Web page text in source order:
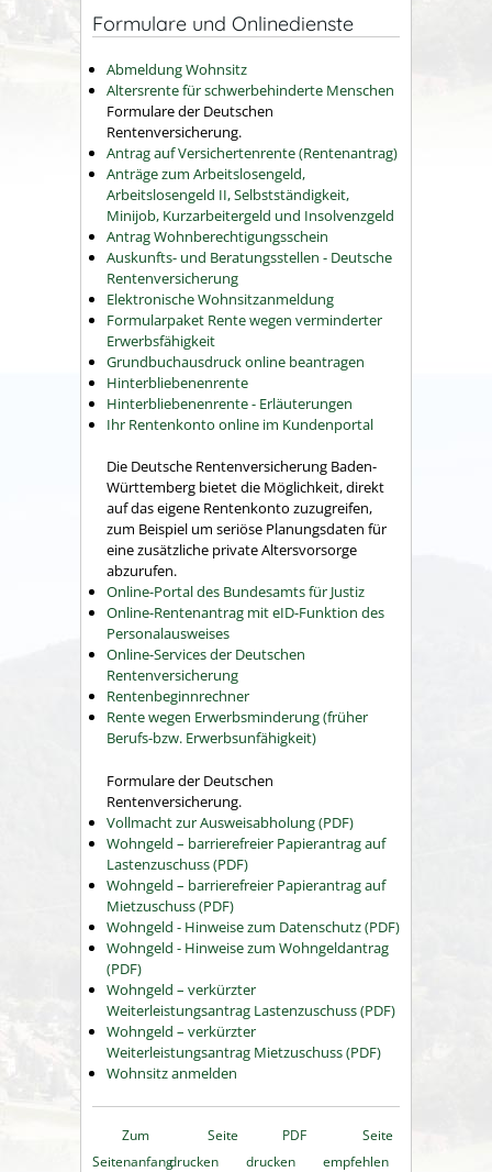
Formulare und Onlinedienste
Abmeldung Wohnsitz
Altersrente für schwerbehinderte Menschen
Formulare der Deutschen
Rentenversicherung.
Antrag auf Versichertenrente (Rentenantrag)
Anträge zum Arbeitslosengeld,
Arbeitslosengeld II, Selbstständigkeit,
Minijob, Kurzarbeitergeld und Insolvenzgeld
Antrag Wohnberechtigungsschein
Auskunfts- und Beratungsstellen - Deutsche
Rentenversicherung
Elektronische Wohnsitzanmeldung
Formularpaket Rente wegen verminderter
Erwerbsfähigkeit
Grundbuchausdruck online beantragen
Hinterbliebenenrente
Hinterbliebenenrente - Erläuterungen
Ihr Rentenkonto online im Kundenportal
Die Deutsche Rentenversicherung Baden-
Württemberg bietet die Möglichkeit, direkt
auf das eigene Rentenkonto zuzugreifen,
zum Beispiel um seriöse Planungsdaten für
eine zusätzliche private Altersvorsorge
abzurufen.
Online-Portal des Bundesamts für Justiz
Online-Rentenantrag mit eID-Funktion des
Personalausweises
Online-Services der Deutschen
Rentenversicherung
Rentenbeginnrechner
Rente wegen Erwerbsminderung (früher
Berufs-bzw. Erwerbsunfähigkeit)
Formulare der Deutschen
Rentenversicherung.
Vollmacht zur Ausweisabholung (PDF)
Wohngeld – barrierefreier Papierantrag auf
Lastenzuschuss (PDF)
Wohngeld – barrierefreier Papierantrag auf
Mietzuschuss (PDF)
Wohngeld - Hinweise zum Datenschutz (PDF)
Wohngeld - Hinweise zum Wohngeldantrag
(PDF)
Wohngeld – verkürzter
Weiterleistungsantrag Lastenzuschuss (PDF)
Wohngeld – verkürzter
Weiterleistungsantrag Mietzuschuss (PDF)
Wohnsitz anmelden
Zum
Seitenanfang
Seite
drucken
PDF
drucken
Seite
empfehlen